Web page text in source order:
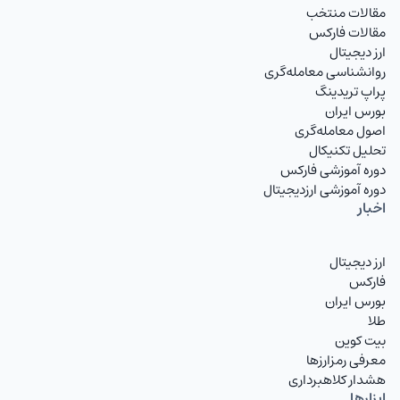
مقالات منتخب
مقالات فارکس
ارز دیجیتال
روانشناسی معامله‌گری
پراپ تریدینگ
بورس ایران
اصول معامله‌گری
تحلیل تکنیکال
دوره آموزشی فارکس
دوره آموزشی ارزدیجیتال
اخبار
ارز دیجیتال
فارکس
بورس ایران
طلا
بیت کوین
معرفی رمزارزها
هشدار کلاهبرداری